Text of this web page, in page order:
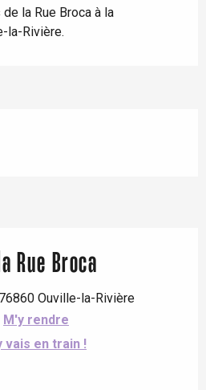
la Rue Broca à la
la-Rivière.
Rue Broca
Ouville-la-Rivière
M'y rendre
vais en train !